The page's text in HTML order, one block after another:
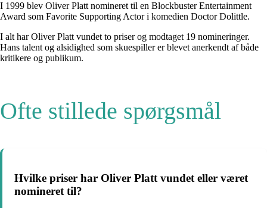
I 1999 blev Oliver Platt nomineret til en Blockbuster Entertainment
Award som Favorite Supporting Actor i komedien Doctor Dolittle.
I alt har Oliver Platt vundet to priser og modtaget 19 nomineringer.
Hans talent og alsidighed som skuespiller er blevet anerkendt af både
kritikere og publikum.
Ofte stillede spørgsmål
Hvilke priser har Oliver Platt vundet eller været
nomineret til?